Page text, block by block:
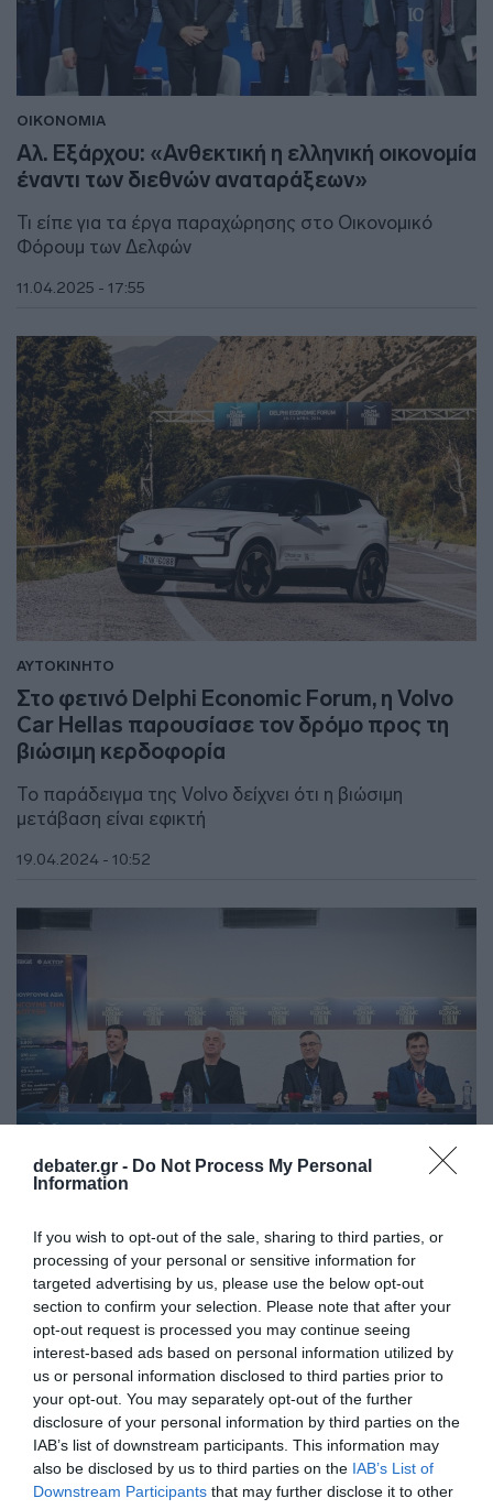
debater.gr - Do Not Process My Personal
Information
If you wish to opt-out of the sale, sharing to third parties, or
processing of your personal or sensitive information for
targeted advertising by us, please use the below opt-out
section to confirm your selection. Please note that after your
opt-out request is processed you may continue seeing
interest-based ads based on personal information utilized by
us or personal information disclosed to third parties prior to
your opt-out. You may separately opt-out of the further
disclosure of your personal information by third parties on the
IAB’s list of downstream participants. This information may
also be disclosed by us to third parties on the IAB’s List of
Downstream Participants that may further disclose it to other
ΟΙΚΟΝΟΜΙΑ
Αλ. Εξάρχου: «Ανθεκτική η ελληνική οικονομία
έναντι των διεθνών αναταράξεων»
Τι είπε για τα έργα παραχώρησης στο Οικονομικό
Φόρουμ των Δελφών
11.04.2025 - 17:55
ΑΥΤΟΚΙΝΗΤΟ
Στο φετινό Delphi Economic Forum, η Volvo
Car Hellas παρουσίασε τον δρόμο προς τη
βιώσιμη κερδοφορία
Το παράδειγμα της Volvo δείχνει ότι η βιώσιμη
μετάβαση είναι εφικτή
19.04.2024 - 10:52
ΕΛΛΑΔΑ
Νικοπολίδης, Φύσσας και Ταμπάκος μίλησαν
για το αξέχαστο καλοκαίρι του 2004 σε
εκδήλωση της Intrakat στο Οικονομικό
Φόρουμ των Δελφών
Μία ξεχωριστή συζήτηση
17.04.2024 - 10:30